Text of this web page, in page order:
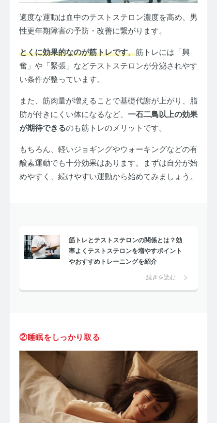
適度な運動は血中のテストステロン濃度を高め、男
性更年期障害の予防・改善に繋がります。
とくに効果的なのが筋トレです。筋トレには「興
奮」や「緊張」などテストステロンが分泌されやす
い条件が整っています。
また、筋肉量が増えることで基礎代謝が上がり、脂
肪が付きにくい体になるなど、 一石二鳥以上の効果
が期待できるのも筋トレのメリットです。
もちろん、軽いジョギングやウォーキングなどの有
酸素運動でも十分効果はあります。まずは自分が始
めやすく、続けやすい運動から始めてみましょう。
筋トレとテストステロンの関係とは？効
率よくテストステロンを増やすポイント
やおすすめトレーニングを紹介
続きを読む
②睡眠をしっかり取る